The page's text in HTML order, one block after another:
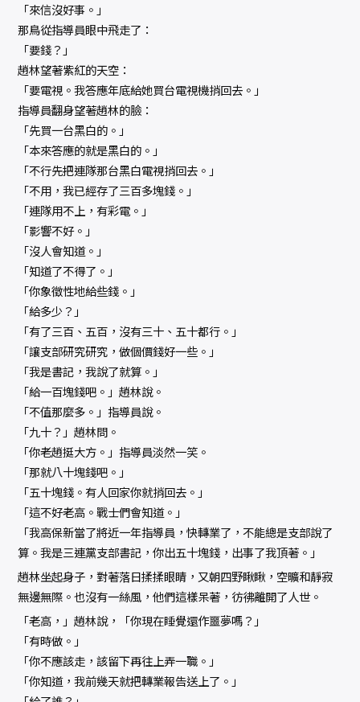
「來信沒好事。」
那鳥從指導員眼中飛走了：
「要錢？」
趙林望著紫紅的天空：
「要電視。我答應年底給她買台電視機捎回去。」
指導員翻身望著趙林的臉：
「先買一台黑白的。」
「本來答應的就是黑白的。」
「不行先把連隊那台黑白電視捎回去。」
「不用，我已經存了三百多塊錢。」
「連隊用不上，有彩電。」
「影響不好。」
「沒人會知道。」
「知道了不得了。」
「你象徵性地給些錢。」
「給多少？」
「有了三百、五百，沒有三十、五十都行。」
「讓支部研究研究，做個價錢好一些。」
「我是書記，我說了就算。」
「給一百塊錢吧。」趙林說。
「不值那麼多。」指導員說。
「九十？」趙林問。
「你老趙挺大方。」指導員淡然一笑。
「那就八十塊錢吧。」
「五十塊錢。有人回家你就捎回去。」
「這不好老高。戰士們會知道。」
「我高保新當了將近一年指導員，快轉業了，不能總是支部說了
算。我是三連黨支部書記，你出五十塊錢，出事了我頂著。」
趙林坐起身子，對著落日揉揉眼睛，又朝四野瞅瞅，空曠和靜寂
無邊無際。也沒有一絲風，他們這樣呆著，彷彿離開了人世。
「老高，」趙林說，「你現在睡覺還作噩夢嗎？」
「有時做。」
「你不應該走，該留下再往上弄一職。」
「你知道，我前幾天就把轉業報告送上了。」